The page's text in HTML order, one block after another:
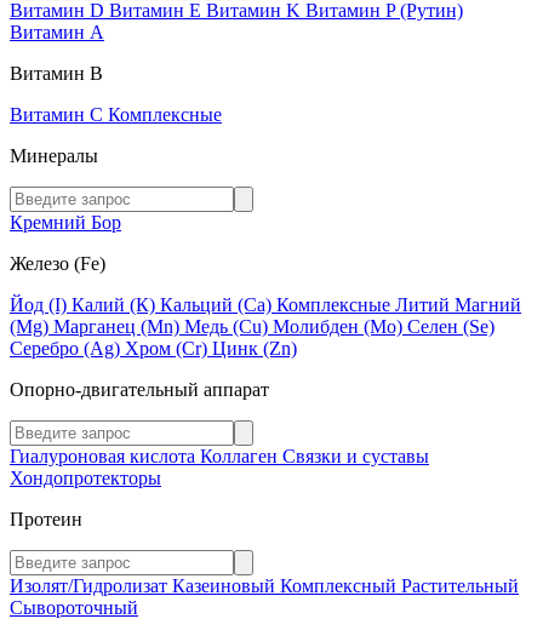
Витамин D Витамин E Витамин K Витамин P (Рутин)
Витамин А
Витамин В
Витамин C Комплексные
Минералы
Кремний Бор
Железо (Fe)
Йод (I) Калий (К) Кальций (Са) Комплексные Литий Магний
(Mg) Марганец (Mn) Медь (Сu) Молибден (Мо) Селен (Se)
Серебро (Ag) Хром (Cr) Цинк (Zn)
Опорно-двигательный аппарат
Гиалуроновая кислота Коллаген Связки и суставы
Хондопротекторы
Протеин
Изолят/Гидролизат Казеиновый Комплексный Растительный
Сывороточный